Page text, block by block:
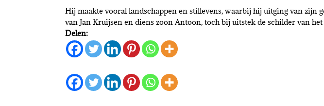
Hij maakte vooral landschappen en stillevens, waarbij hij uitging van zijn
van Jan Kruijsen en diens zoon Antoon, toch bij uitstek de schilder van
Delen: